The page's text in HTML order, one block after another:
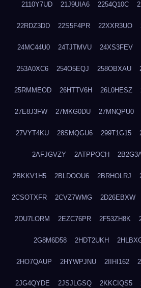
2110Y7UD 21J9UIA6 2254Q10C
22RDZ3DD 22S5F4PR 22XXR3UO
24MC44U0 24TJTMVU 24XS3FEV
253A0XC6 254O5EQJ 258OBXAU
25RMMEOD 26HTTV6H 26L0HESZ
27E8J3FW 27MKG0DU 27MNQPU0
27VYT4KU 28SMQGU6 299T1G15
2AFJGVZY 2ATPPOCH
2BKKV1H5 2BLDOOU6 2BRHOLRJ
2CSOTXFR 2CVZ7WMG 2D26EBXW
2DU7LORM 2EZC76PR 2F53ZH8K
2G8M6D58 2HDT2UKH
2HO7QAUP 2HYWPJNU 2IIHI162
2JG4QYDE 2JSJLGSQ 2KKCIQS5